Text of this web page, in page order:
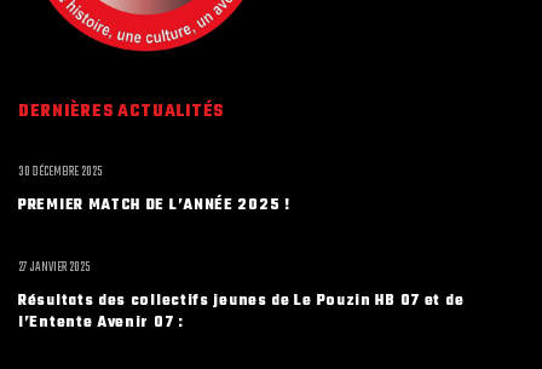
DERNIÈRES ACTUALITÉS
PREMIER MATCH DE L’ANNÉE 2025 !
30 DÉCEMBRE 2025
Résultats des collectifs jeunes de Le Pouzin HB 07 et de
l’Entente Avenir 07 :
27 JANVIER 2025